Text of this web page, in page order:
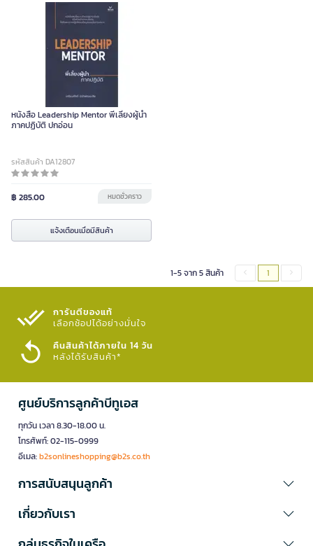
หนังสือ Leadership Mentor พี่เลี้ยงผู้นำ
ภาคปฏิบัติ ปกอ่อน
รหัสสินค้า DA12807
฿ 285.00 หมดชั่วคราว
แจ้งเตือนเมื่อมีสินค้า
1-5 จาก 5 สินค้า 1
การันตีของแท้
เลือกช้อปได้อย่างมั่นใจ​
คืนสินค้าได้ภายใน 14 วัน
หลังได้รับสินค้า*
ศูนย์บริการลูกค้าบีทูเอส
ทุกวัน เวลา 8.30-18.00 น.
โทรศัพท์: 02-115-0999
อีเมล:b2sonlineshopping@b2s.co.th
การสนับสนุนลูกค้า
เกี่ยวกับเรา